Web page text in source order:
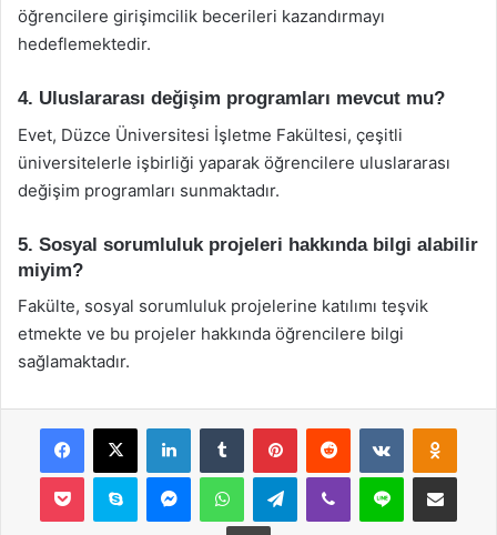
öğrencilere girişimcilik becerileri kazandırmayı
hedeflemektedir.
4. Uluslararası değişim programları mevcut mu?
Evet, Düzce Üniversitesi İşletme Fakültesi, çeşitli
üniversitelerle işbirliği yaparak öğrencilere uluslararası
değişim programları sunmaktadır.
5. Sosyal sorumluluk projeleri hakkında bilgi alabilir
miyim?
Fakülte, sosyal sorumluluk projelerine katılımı teşvik
etmekte ve bu projeler hakkında öğrencilere bilgi
sağlamaktadır.
Facebook
X LinkedInTumblr PinterestReddit VKontakte
Pocket Skype MessengerWhatsAppTelegramViber Line E-Posta ile
Yazdır